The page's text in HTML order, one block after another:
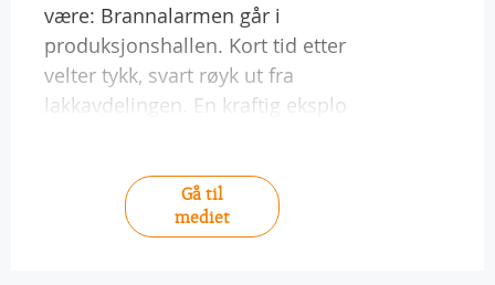
være: Brannalarmen går i
produksjonshallen. Kort tid etter
velter tykk, svart røyk ut fra
lakkavdelingen. En kraftig eksplo
Gå til
mediet